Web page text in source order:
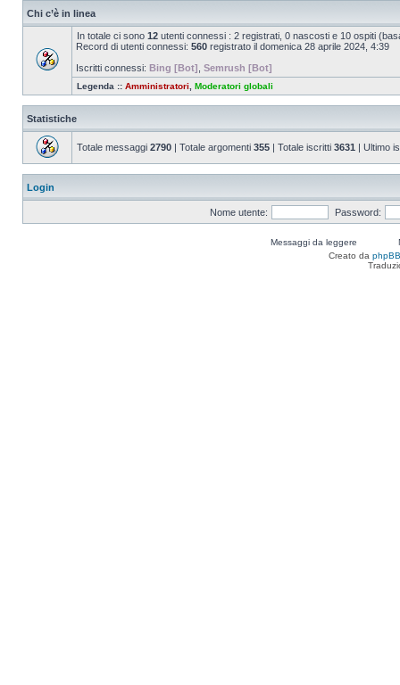
Chi c’è in linea
In totale ci sono 12 utenti connessi : 2 registrati, 0 nascosti e 10 ospiti
Record di utenti connessi: 560 registrato il domenica 28 aprile 2024, 4:39
Iscritti connessi: Bing [Bot] Semrush [Bot]
Legenda :: Amministratori Moderatori globali
Statistiche
Totale messaggi 2790 | Totale argomenti 355 | Totale iscritti 3631 | Ultimo
Login
Nome utente: Password:
Messaggi da leggere
Creato da phpBB